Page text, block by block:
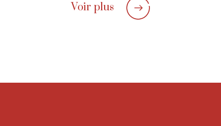
Voir plus